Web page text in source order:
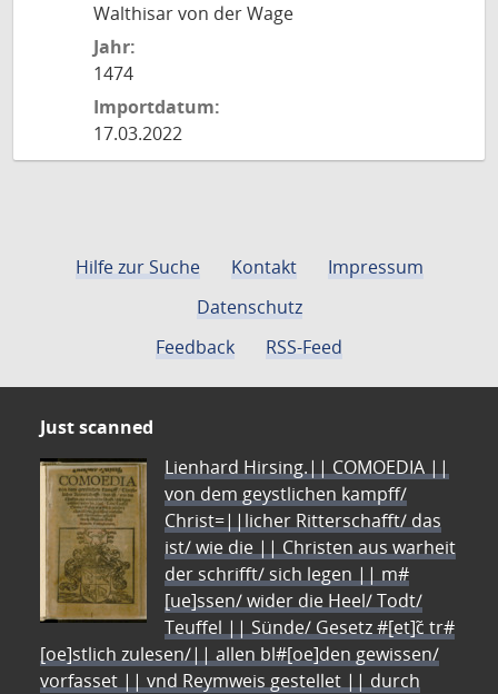
Walthisar von der Wage
Jahr:
1474
Importdatum:
17.03.2022
Hilfe zur Suche Kontakt
Impressum
Datenschutz
Feedback
RSS-Feed
Just scanned
Lienhard Hirsing.|| COMOEDIA ||
von dem geystlichen kampff/
Christ=||licher Ritterschafft/ das
ist/ wie die || Christen aus warheit
der schrifft/ sich legen || m#
[ue]ssen/ wider die Heel/ Todt/
Teuffel || Sünde/ Gesetz #[et]c̃ tr#
[oe]stlich zulesen/|| allen bl#[oe]den gewissen/
vorfasset || vnd Reymweis gestellet || durch